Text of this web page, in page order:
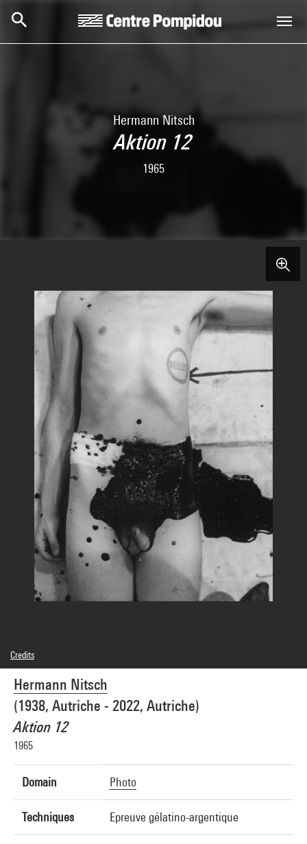
Hermann Nitsch
Aktion 12
1965
Hermann Nitsch
(1938, Autriche - 2022, Autriche)
Aktion 12
1965
Domain Photo
Techniques Epreuve gélatino-argentique
Credits
© Adagp, Paris
Photo credits : Centre Pompidou, MNAM-CCI/Philippe Migeat/Dist. GrandPalaisRmn
Image reference : 4F70152 [2001 CX 0551]
Image presentation :GrandPalaisRmnPhoto